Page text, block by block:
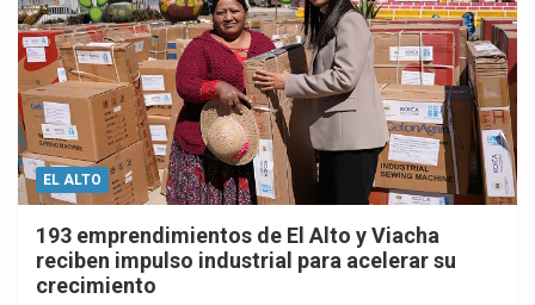
EL ALTO
193 emprendimientos de El Alto y Viacha
reciben impulso industrial para acelerar su
crecimiento